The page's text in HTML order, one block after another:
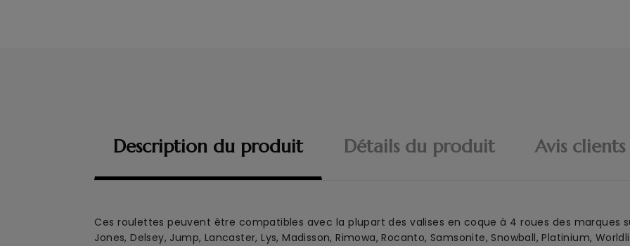
Description du produit Détails du produit Avis clients
Ces roulettes peuvent être compatibles avec la plupart des valises en coque à 4 roues des marques
Jones, Delsey, Jump, Lancaster, Lys, Madisson, Rimowa, Rocanto, Samsonite, Snowball, Platinium,